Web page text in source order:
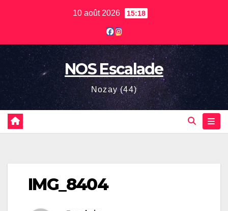
10 août 2026 15:18
NOS Escalade
Nozay (44)
IMG_8404